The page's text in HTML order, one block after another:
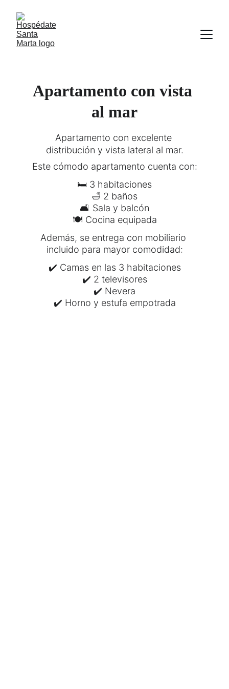
Apartamento con vista
al mar
Apartamento con excelente
distribución y vista lateral al mar.
Este cómodo apartamento cuenta con:
🛏 3 habitaciones
🛁 2 baños
🛋 Sala y balcón
🍽 Cocina equipada
Además, se entrega con mobiliario
incluido para mayor comodidad:
✔️ Camas en las 3 habitaciones
✔️ 2 televisores
✔️ Nevera
✔️ Horno y estufa empotrada